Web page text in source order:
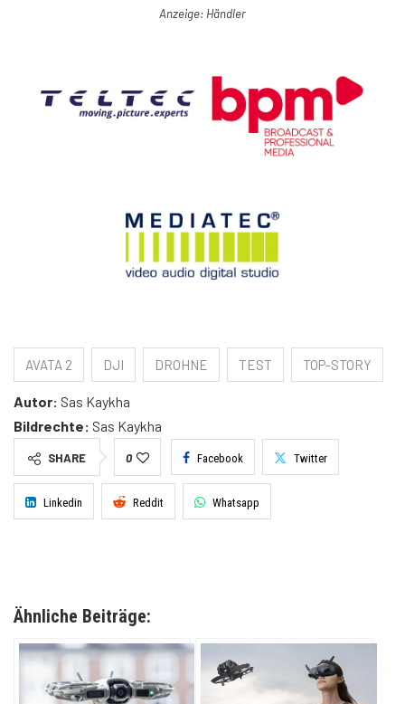
Anzeige: Händler
AVATA 2 DJI DROHNE TEST TOP-STORY
Autor: Sas Kaykha
Bildrechte: Sas Kaykha
SHARE 0 Facebook Twitter
Linkedin Reddit Whatsapp
Ähnliche Beiträge: